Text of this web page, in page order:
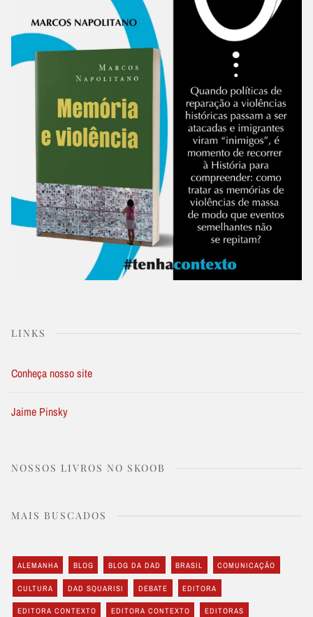
LINKS
Conheça nosso site
Jaime Pinsky
NOSSOS LIVROS NO SKOOB
MAIS BUSCADOS
ALEMANHA BLOG BLOG DA DAD BRASIL COMUNICAÇÃO
CULTURA DAD SQUARISI DEBATE EDITORA
EDITORA CONTEXTO EDITORA CONTEXTO EDITORAS